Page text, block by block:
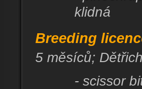
klidná
Breeding
5 měsíců;
- scissor